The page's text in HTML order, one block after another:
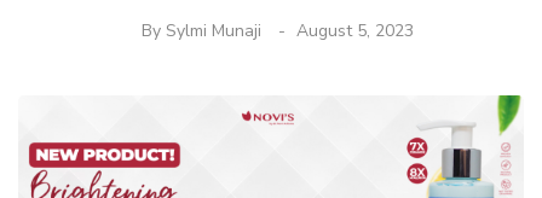
By Sylmi Munaji August 5, 2023